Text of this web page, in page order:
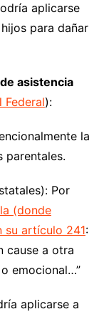
aplicarse
para dañar
asistencia
):
la
parentales.
Por
(donde
su artículo 241:
cause a otra
emocional…”
aplicarse a